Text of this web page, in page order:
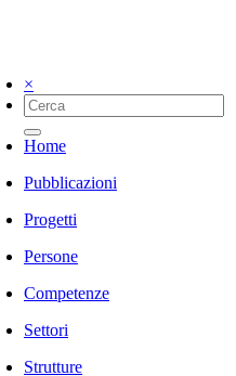
×
Home
Pubblicazioni
Progetti
Persone
Competenze
Settori
Strutture